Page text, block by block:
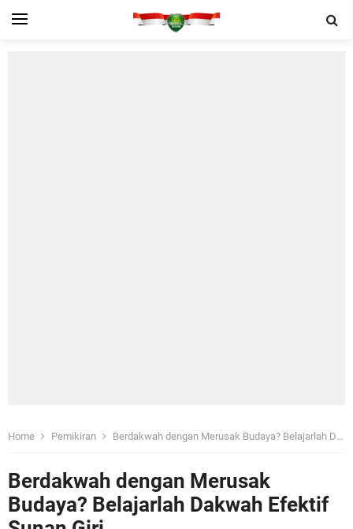
Home Pemikiran Berdakwah dengan Merusak Budaya? Belajarlah Dakwah Efektif Sunan Giri
Berdakwah dengan Merusak
Budaya? Belajarlah Dakwah Efektif